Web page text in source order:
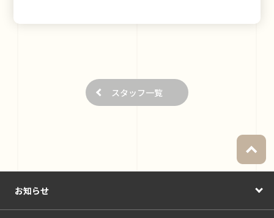
スタッフ一覧
お知らせ